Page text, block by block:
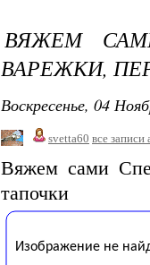
ВЯЖЕМ
ВАРЕЖКИ,
Воскресенье, 04
svetta60 все записи
Вяжем сами
тапочки